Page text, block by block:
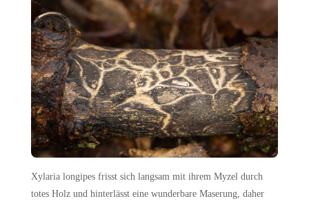
Xylaria longipes frisst sich langsam mit ihrem Myzel durch
totes Holz und hinterlässt eine wunderbare Maserung, daher